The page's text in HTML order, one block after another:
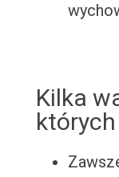
Kilka